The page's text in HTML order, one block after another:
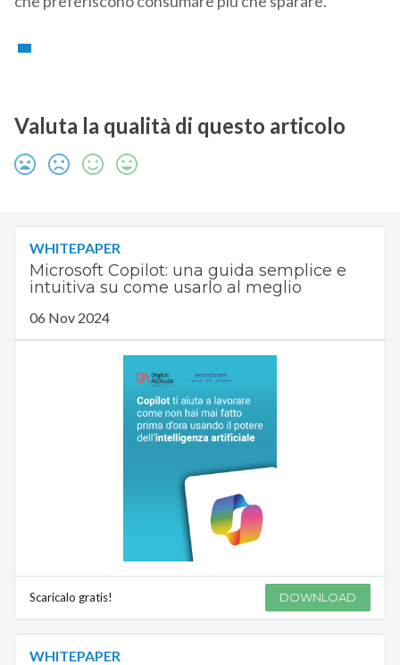
Valuta la qualità di questo articolo
WHITEPAPER
Microsoft Copilot: una guida semplice e
intuitiva su come usarlo al meglio
06 Nov 2024
Scaricalo gratis! DOWNLOAD
WHITEPAPER